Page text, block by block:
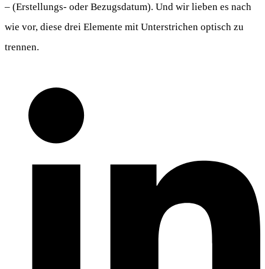
– (Erstellungs- oder Bezugsdatum). Und wir lieben es nach
wie vor, diese drei Elemente mit Unterstrichen optisch zu
trennen.